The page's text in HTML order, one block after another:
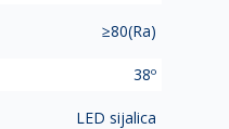
≥80(Ra)
38º
LED sijalica